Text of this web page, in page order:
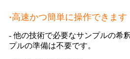
·高速かつ簡単に操作できます
- 他の技術で必要なサンプルの希
プルの準備は不要です。